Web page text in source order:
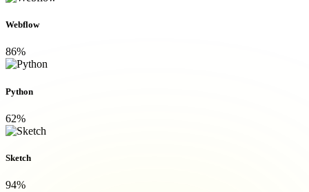
Webflow
86%
Python
62%
Sketch
94%